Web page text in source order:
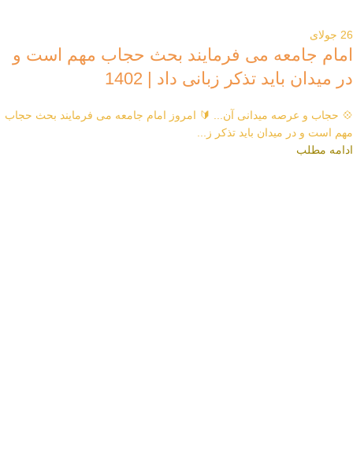
26 جولای
امام جامعه می فرمایند بحث حجاب مهم است و
در میدان باید تذکر زبانی داد | 1402
💠 حجاب و عرصه میدانی آن... 🔰 امروز امام جامعه می فرمایند بحث حجاب
مهم است و در میدان باید تذکر ز...
ادامه مطلب